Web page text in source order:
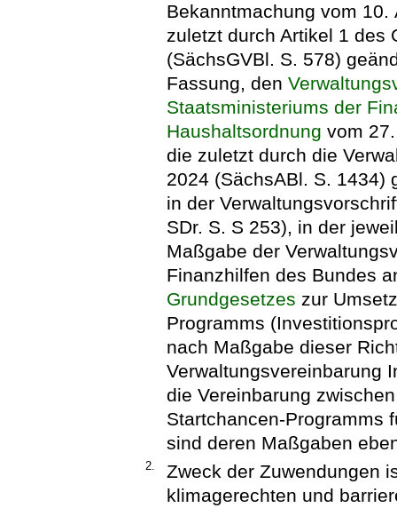
Bekanntmachung vom
zuletzt durch Artikel 1 des
(SächsGVBl. S. 578)
Fassung, den
Staatsministeriums der
Haushaltsordnung vom
die zuletzt durch die
2024 (SächsABl. S. 1434)
in der
SDr. S. S 253), in der
Maßgabe der
Finanzhilfen des Bundes
Grundgesetzes zur
Programms
nach Maßgabe dieser
Verwaltungsvereinbarung
die Vereinbarung
Startchancen-Programms
sind deren Maßgaben
2.
Zweck der Zuwendungen
klimagerechten und